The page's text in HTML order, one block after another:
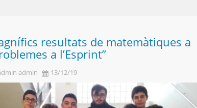
resultats de matemàtiques a
a l’Esprint”
admin 13/12/19